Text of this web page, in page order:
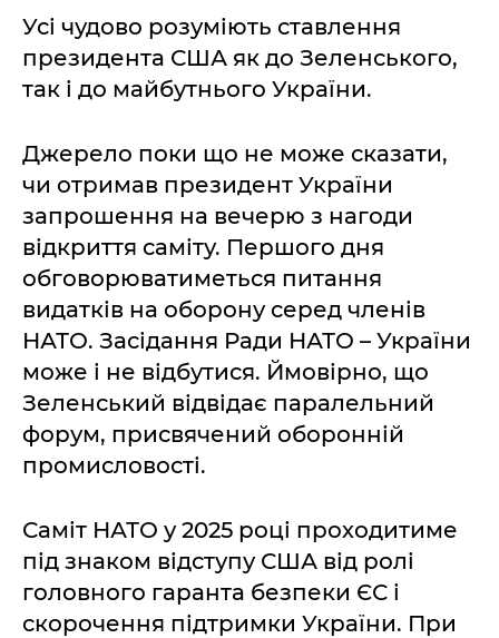
Усі чудово розуміють ставлення
президента США як до Зеленського,
так і до майбутнього України.
Джерело поки що не може сказати,
чи отримав президент України
запрошення на вечерю з нагоди
відкриття саміту. Першого дня
обговорюватиметься питання
видатків на оборону серед членів
НАТО. Засідання Ради НАТО – України
може і не відбутися. Ймовірно, що
Зеленський відвідає паралельний
форум, присвячений оборонній
промисловості.
Саміт НАТО у 2025 році проходитиме
під знаком відступу США від ролі
головного гаранта безпеки ЄС і
скорочення підтримки України. При